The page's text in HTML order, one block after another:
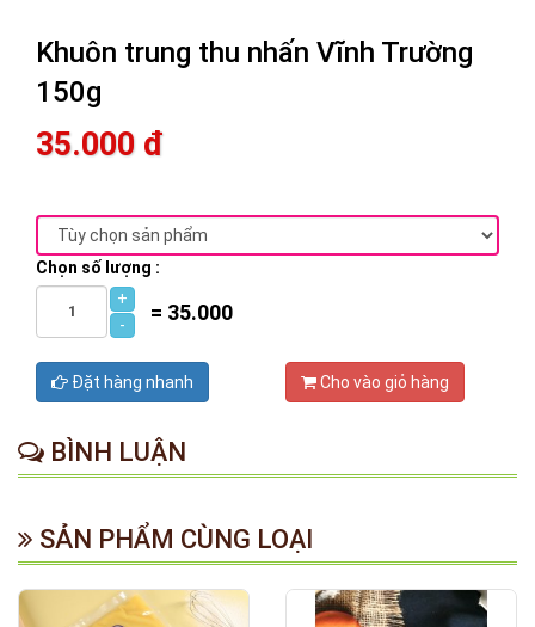
Khuôn trung thu nhấn Vĩnh Trường
150g
35.000 đ
Chọn số lượng :
+
-
= 35.000
Đặt hàng nhanh Cho vào giỏ hàng
BÌNH LUẬN
SẢN PHẨM CÙNG LOẠI